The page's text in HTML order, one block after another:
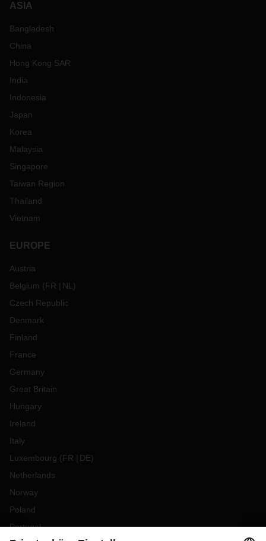
ASIA
Bangladesh
China
Hong Kong SAR
India
Indonesia
Japan
Korea
Malaysia
Singapore
Taiwan Region
Thailand
Vietnam
EUROPE
Austria
Belgium (FR NL)
Czech Republic
Denmark
Finland
France
Germany
Great Britain
Hungary
Ireland
Italy
Luxembourg (FR DE)
Netherlands
Norway
Poland
Portugal